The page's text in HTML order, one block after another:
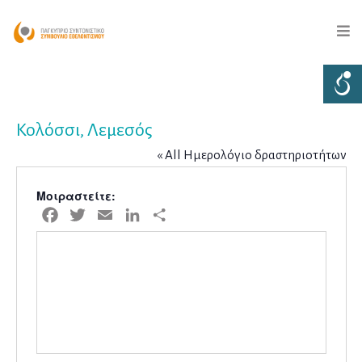
Κολόσσι, Λεμεσός
« All Ημερολόγιο δραστηριοτήτων
Μοιραστείτε:
Facebook
Twitter Email LinkedIn